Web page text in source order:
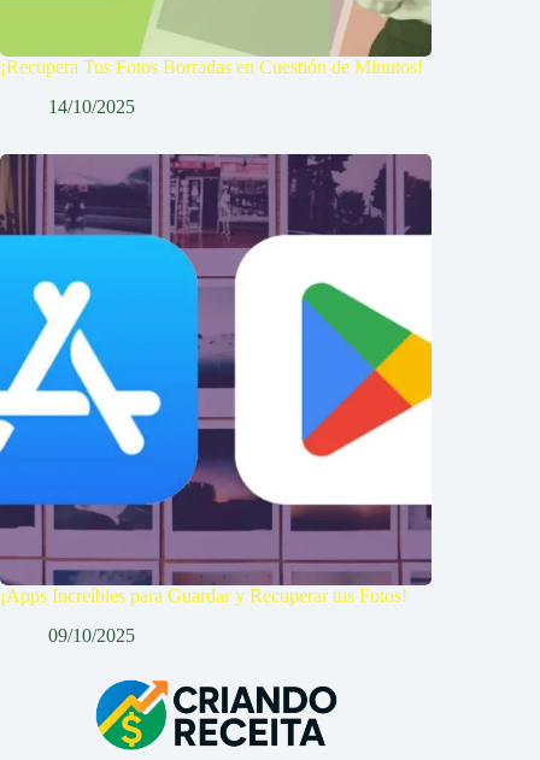
¡Recupera Tus Fotos Borradas en Cuestión de Minutos!
14/10/2025
¡Apps Increíbles para Guardar y Recuperar tus Fotos!
09/10/2025